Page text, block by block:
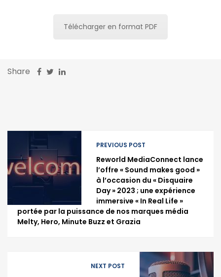
Télécharger en format PDF
Share
PREVIOUS POST
Reworld MediaConnect lance
l’offre « Sound makes good »
à l’occasion du « Disquaire
Day » 2023 ; une expérience
immersive « In Real Life »
portée par la puissance de nos marques média
Melty, Hero, Minute Buzz et Grazia
NEXT POST